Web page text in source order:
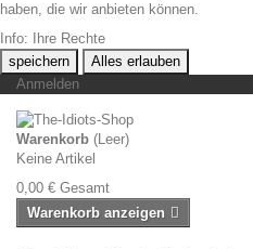
haben, die wir anbieten können.
Info: Ihre Rechte
speichern
Alles erlauben
Anmelden
Warenkorb (Leer)
Keine Artikel
0,00 € Gesamt
Warenkorb anzeigen